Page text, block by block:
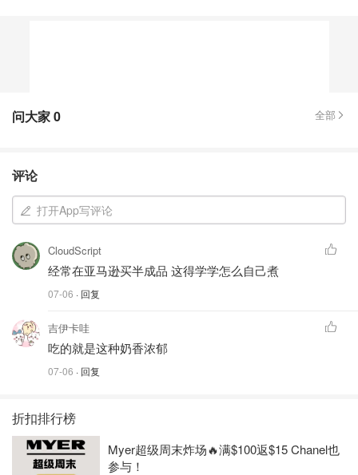
问大家0 全部
评论
打开App写评论
CloudScript
经常在亚马逊买半成品 这得学学怎么自己煮
07-06 · 回复
吉伊卡哇
吃的就是这种奶香浓郁
07-06 · 回复
折扣排行榜
Myer超级周末炸场🔥满$100返$15 Chanel也
参与！